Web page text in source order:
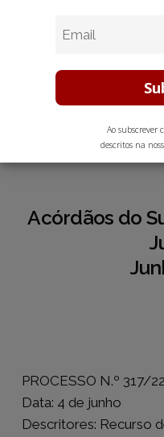
de
Julho 31, 2024
Acórdãos do
PROCESSO N.º 317/
Data: 4 de junho
Descritores: Recurso
Ao subscrever
descritos na